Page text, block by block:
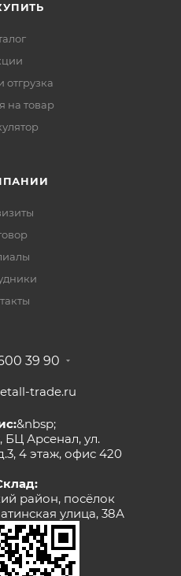
отгрузка
на товар
39 90
trade.ru
&nbsp;
БЦ Арсенал, ул.
4 этаж, офис 420
район, посёлок
улица, 38А